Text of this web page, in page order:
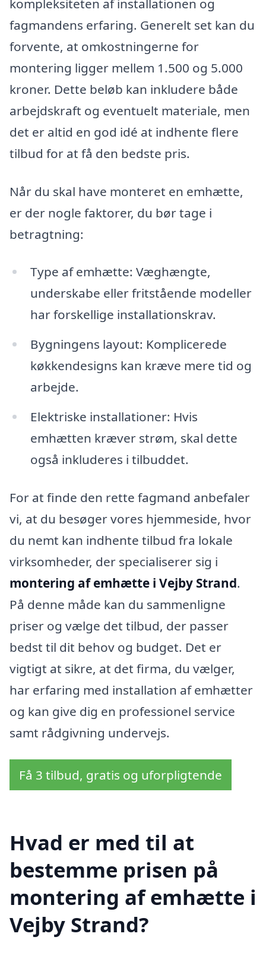
kompleksiteten af installationen og
fagmandens erfaring. Generelt set kan du
forvente, at omkostningerne for
montering ligger mellem 1.500 og 5.000
kroner. Dette beløb kan inkludere både
arbejdskraft og eventuelt materiale, men
det er altid en god idé at indhente flere
tilbud for at få den bedste pris.
Når du skal have monteret en emhætte,
er der nogle faktorer, du bør tage i
betragtning:
Type af emhætte: Væghængte,
underskabe eller fritstående modeller
har forskellige installationskrav.
Bygningens layout: Komplicerede
køkkendesigns kan kræve mere tid og
arbejde.
Elektriske installationer: Hvis
emhætten kræver strøm, skal dette
også inkluderes i tilbuddet.
For at finde den rette fagmand anbefaler
vi, at du besøger vores hjemmeside, hvor
du nemt kan indhente tilbud fra lokale
virksomheder, der specialiserer sig i
montering af emhætte i Vejby Strand.
På denne måde kan du sammenligne
priser og vælge det tilbud, der passer
bedst til dit behov og budget. Det er
vigtigt at sikre, at det firma, du vælger,
har erfaring med installation af emhætter
og kan give dig en professionel service
samt rådgivning undervejs.
Få 3 tilbud, gratis og uforpligtende
Hvad er med til at
bestemme prisen på
montering af emhætte i
Vejby Strand?